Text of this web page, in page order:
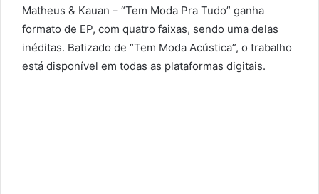
Matheus & Kauan – “Tem Moda Pra Tudo” ganha
formato de EP, com quatro faixas, sendo uma delas
inéditas. Batizado de “Tem Moda Acústica”, o trabalho
está disponível em todas as plataformas digitais.